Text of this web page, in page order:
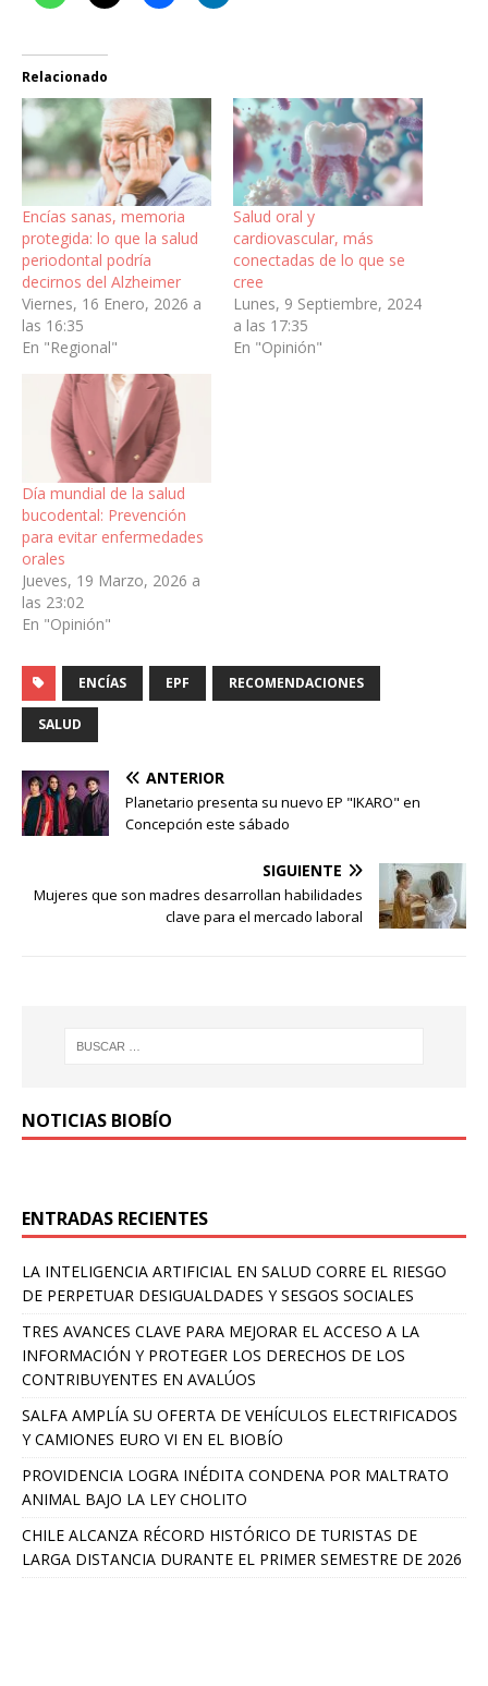
Relacionado
Encías sanas, memoria
protegida: lo que la salud
periodontal podría
decirnos del Alzheimer
Viernes, 16 Enero, 2026 a
las 16:35
En "Regional"
Salud oral y
cardiovascular, más
conectadas de lo que se
cree
Lunes, 9 Septiembre, 2024
a las 17:35
En "Opinión"
Día mundial de la salud
bucodental: Prevención
para evitar enfermedades
orales
Jueves, 19 Marzo, 2026 a
las 23:02
En "Opinión"
ENCÍAS EPF RECOMENDACIONES
SALUD
ANTERIOR
Planetario presenta su nuevo EP "IKARO" en
Concepción este sábado
SIGUIENTE
Mujeres que son madres desarrollan habilidades
clave para el mercado laboral
NOTICIAS BIOBÍO
ENTRADAS RECIENTES
LA INTELIGENCIA ARTIFICIAL EN SALUD CORRE EL RIESGO
DE PERPETUAR DESIGUALDADES Y SESGOS SOCIALES
TRES AVANCES CLAVE PARA MEJORAR EL ACCESO A LA
INFORMACIÓN Y PROTEGER LOS DERECHOS DE LOS
CONTRIBUYENTES EN AVALÚOS
SALFA AMPLÍA SU OFERTA DE VEHÍCULOS ELECTRIFICADOS
Y CAMIONES EURO VI EN EL BIOBÍO
PROVIDENCIA LOGRA INÉDITA CONDENA POR MALTRATO
ANIMAL BAJO LA LEY CHOLITO
CHILE ALCANZA RÉCORD HISTÓRICO DE TURISTAS DE
LARGA DISTANCIA DURANTE EL PRIMER SEMESTRE DE 2026